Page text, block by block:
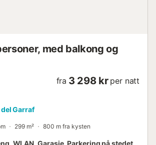
med balkong og
fra 3 298 kr per natt
Garraf
299 m² 800 m fra kysten
WLAN, Garasje, Parkering på stedet,